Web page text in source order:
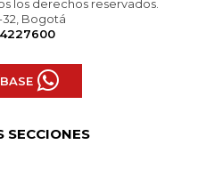
los derechos reservados.
32, Bogotá
4227600
SECCIONES